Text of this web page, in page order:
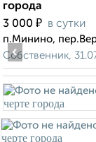
города
3 000 ₽ в сутки
п.Минино,
Собственник,
‹